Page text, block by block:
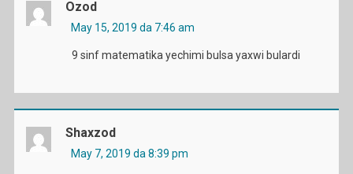
Ozod
May 15, 2019 da 7:46 am
9 sinf matematika yechimi bulsa yaxwi bulardi
Shaxzod
May 7, 2019 da 8:39 pm